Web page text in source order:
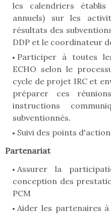
les calendriers
annuels) sur les
résultats des
DDP et le coordinateur
Participer à toutes
ECHO selon le
cycle de projet IRC et
préparer ces
instructions
subventionnés.
Suivi des points
Partenariat
Assurer la
conception des
PCM
Aider les partenaires